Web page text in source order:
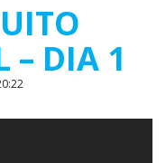
– DIA 1